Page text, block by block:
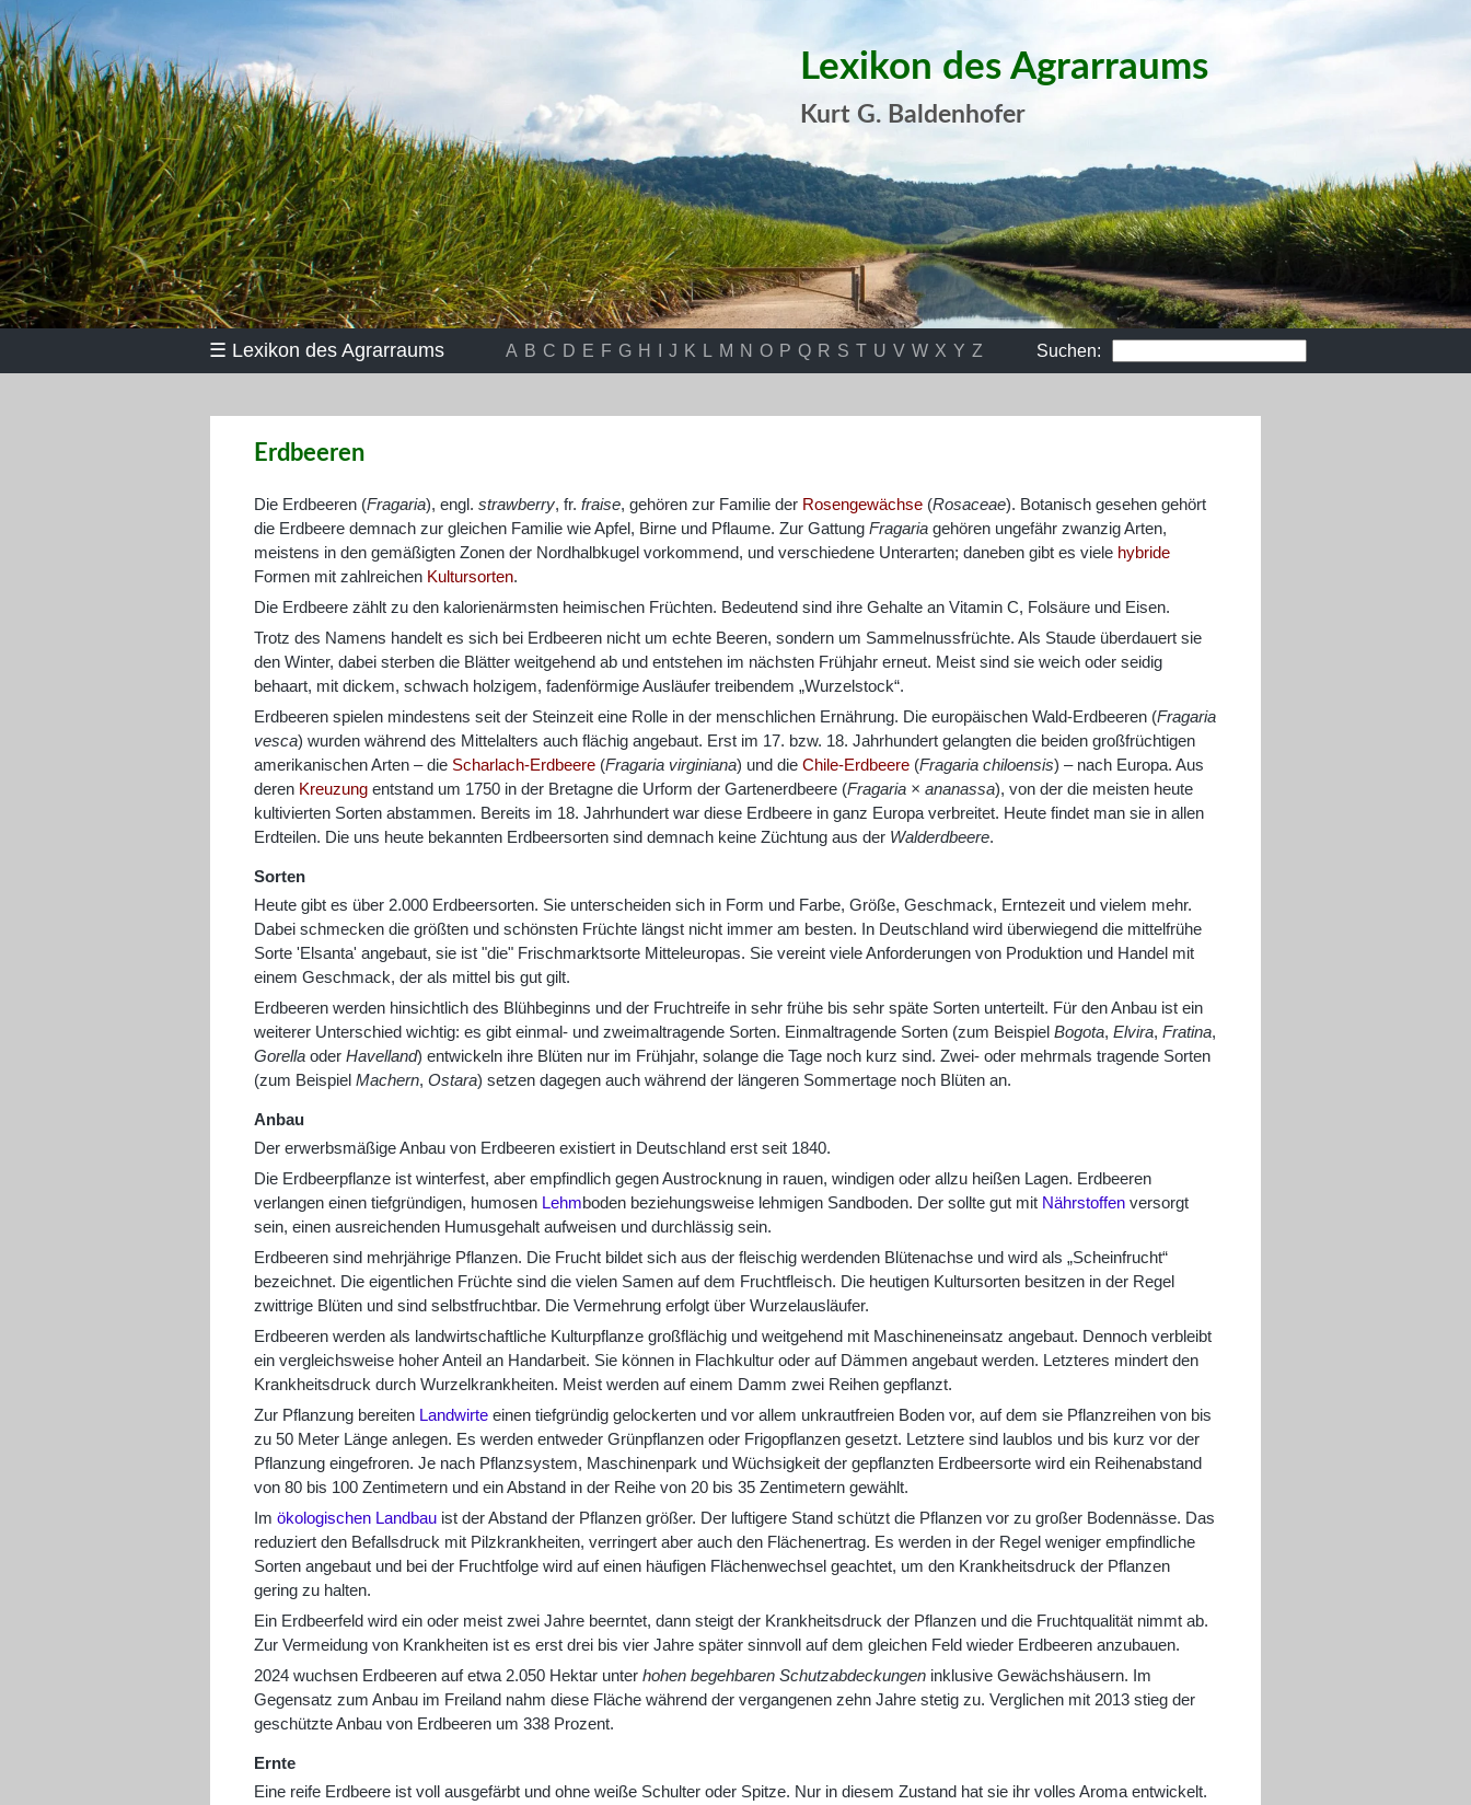
Lexikon des Agrarraums
Kurt G. Baldenhofer
☰ Lexikon des Agrarraums A B C D E F G H I J K L M N O P Q R S T U V W X Y Z Suchen:
Erdbeeren
Die Erdbeeren (Fragaria), engl. strawberry, fr. fraise, gehören zur Familie der Rosengewächse (Rosaceae). Botanisch gesehen gehört
die Erdbeere demnach zur gleichen Familie wie Apfel, Birne und Pflaume. Zur Gattung Fragaria gehören ungefähr zwanzig Arten,
meistens in den gemäßigten Zonen der Nordhalbkugel vorkommend, und verschiedene Unterarten; daneben gibt es viele hybride
Formen mit zahlreichen Kultursorten.
Die Erdbeere zählt zu den kalorienärmsten heimischen Früchten. Bedeutend sind ihre Gehalte an Vitamin C, Folsäure und Eisen.
Trotz des Namens handelt es sich bei Erdbeeren nicht um echte Beeren, sondern um Sammelnussfrüchte. Als Staude überdauert sie
den Winter, dabei sterben die Blätter weitgehend ab und entstehen im nächsten Frühjahr erneut. Meist sind sie weich oder seidig
behaart, mit dickem, schwach holzigem, fadenförmige Ausläufer treibendem „Wurzelstock“.
Erdbeeren spielen mindestens seit der Steinzeit eine Rolle in der menschlichen Ernährung. Die europäischen Wald-Erdbeeren (Fragaria
vesca) wurden während des Mittelalters auch flächig angebaut. Erst im 17. bzw. 18. Jahrhundert gelangten die beiden großfrüchtigen
amerikanischen Arten – die Scharlach-Erdbeere (Fragaria virginiana) und die Chile-Erdbeere (Fragaria chiloensis) – nach Europa. Aus
deren Kreuzung entstand um 1750 in der Bretagne die Urform der Gartenerdbeere (Fragaria × ananassa), von der die meisten heute
kultivierten Sorten abstammen. Bereits im 18. Jahrhundert war diese Erdbeere in ganz Europa verbreitet. Heute findet man sie in allen
Erdteilen. Die uns heute bekannten Erdbeersorten sind demnach keine Züchtung aus der Walderdbeere.
Sorten
Heute gibt es über 2.000 Erdbeersorten. Sie unterscheiden sich in Form und Farbe, Größe, Geschmack, Erntezeit und vielem mehr.
Dabei schmecken die größten und schönsten Früchte längst nicht immer am besten. In Deutschland wird überwiegend die mittelfrühe
Sorte 'Elsanta' angebaut, sie ist "die" Frischmarktsorte Mitteleuropas. Sie vereint viele Anforderungen von Produktion und Handel mit
einem Geschmack, der als mittel bis gut gilt.
Erdbeeren werden hinsichtlich des Blühbeginns und der Fruchtreife in sehr frühe bis sehr späte Sorten unterteilt. Für den Anbau ist ein
weiterer Unterschied wichtig: es gibt einmal- und zweimaltragende Sorten. Einmaltragende Sorten (zum Beispiel Bogota, Elvira, Fratina,
Gorella oder Havelland) entwickeln ihre Blüten nur im Frühjahr, solange die Tage noch kurz sind. Zwei- oder mehrmals tragende Sorten
(zum Beispiel Machern, Ostara) setzen dagegen auch während der längeren Sommertage noch Blüten an.
Anbau
Der erwerbsmäßige Anbau von Erdbeeren existiert in Deutschland erst seit 1840.
Die Erdbeerpflanze ist winterfest, aber empfindlich gegen Austrocknung in rauen, windigen oder allzu heißen Lagen. Erdbeeren
verlangen einen tiefgründigen, humosen Lehmboden beziehungsweise lehmigen Sandboden. Der sollte gut mit Nährstoffen versorgt
sein, einen ausreichenden Humusgehalt aufweisen und durchlässig sein.
Erdbeeren sind mehrjährige Pflanzen. Die Frucht bildet sich aus der fleischig werdenden Blütenachse und wird als „Scheinfrucht“
bezeichnet. Die eigentlichen Früchte sind die vielen Samen auf dem Fruchtfleisch. Die heutigen Kultursorten besitzen in der Regel
zwittrige Blüten und sind selbstfruchtbar. Die Vermehrung erfolgt über Wurzelausläufer.
Erdbeeren werden als landwirtschaftliche Kulturpflanze großflächig und weitgehend mit Maschineneinsatz angebaut. Dennoch verbleibt
ein vergleichsweise hoher Anteil an Handarbeit. Sie können in Flachkultur oder auf Dämmen angebaut werden. Letzteres mindert den
Krankheitsdruck durch Wurzelkrankheiten. Meist werden auf einem Damm zwei Reihen gepflanzt.
Zur Pflanzung bereiten Landwirte einen tiefgründig gelockerten und vor allem unkrautfreien Boden vor, auf dem sie Pflanzreihen von bis
zu 50 Meter Länge anlegen. Es werden entweder Grünpflanzen oder Frigopflanzen gesetzt. Letztere sind laublos und bis kurz vor der
Pflanzung eingefroren. Je nach Pflanzsystem, Maschinenpark und Wüchsigkeit der gepflanzten Erdbeersorte wird ein Reihenabstand
von 80 bis 100 Zentimetern und ein Abstand in der Reihe von 20 bis 35 Zentimetern gewählt.
Im ökologischen Landbau ist der Abstand der Pflanzen größer. Der luftigere Stand schützt die Pflanzen vor zu großer Bodennässe. Das
reduziert den Befallsdruck mit Pilzkrankheiten, verringert aber auch den Flächenertrag. Es werden in der Regel weniger empfindliche
Sorten angebaut und bei der Fruchtfolge wird auf einen häufigen Flächenwechsel geachtet, um den Krankheitsdruck der Pflanzen
gering zu halten.
Ein Erdbeerfeld wird ein oder meist zwei Jahre beerntet, dann steigt der Krankheitsdruck der Pflanzen und die Fruchtqualität nimmt ab.
Zur Vermeidung von Krankheiten ist es erst drei bis vier Jahre später sinnvoll auf dem gleichen Feld wieder Erdbeeren anzubauen.
2024 wuchsen Erdbeeren auf etwa 2.050 Hektar unter hohen begehbaren Schutzabdeckungen inklusive Gewächshäusern. Im
Gegensatz zum Anbau im Freiland nahm diese Fläche während der vergangenen zehn Jahre stetig zu. Verglichen mit 2013 stieg der
geschützte Anbau von Erdbeeren um 338 Prozent.
Ernte
Eine reife Erdbeere ist voll ausgefärbt und ohne weiße Schulter oder Spitze. Nur in diesem Zustand hat sie ihr volles Aroma entwickelt.